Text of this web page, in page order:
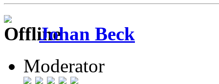
Johan Beck
Moderator